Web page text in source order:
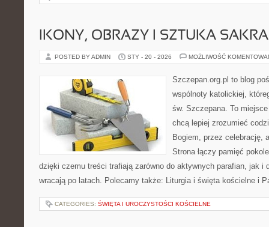
IKONY, OBRAZY I SZTUKA
POSTED BY ADMIN STY - 20 - 2026 MOŻLIWOŚĆ
Szczepan.org.pl to blog
wspólnoty katolickiej,
św. Szczepana. To
chcą lepiej zrozumieć
Bogiem, przez celebrację,
Strona łączy pamięć
dzięki czemu treści trafiają zarówno do aktywnych parafian, jak i
wracają po latach. Polecamy także: Liturgia i święta kościelne i
CATEGORIES: ŚWIĘTA I UROCZYSTOŚCI KOŚCIELNE